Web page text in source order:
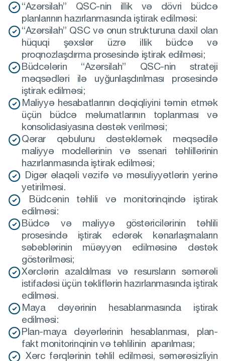
“Azərsilah” QSC-nin illik və dövri büdcə
planlarının hazırlanmasında iştirak edilməsi:
“Azərsilah” QSC və onun strukturuna daxil olan
hüquqi şəxslər üzrə illik büdcə və
proqnozlaşdırma prosesində iştirak edilməsi;
Büdcələrin “Azərsilah” QSC-nin strateji
məqsədləri ilə uyğunlaşdırılması prosesində
iştirak edilməsi;
Maliyyə hesabatlarının dəqiqliyini təmin etmək
üçün büdcə məlumatlarının toplanması və
konsolidasiyasına dəstək verilməsi;
Qərar qəbulunu dəstəkləmək məqsədilə
maliyyə modellərinin və ssenari təhlillərinin
hazırlanmasında iştirak edilməsi;
Digər əlaqəli vəzifə və məsuliyyətlərin yerinə
yetirilməsi.
Büdcənin təhlili və monitorinqində iştirak
edilməsi:
Büdcə və maliyyə göstəricilərinin təhlili
prosesində iştirak edərək kənarlaşmaların
səbəblərinin müəyyən edilməsinə dəstək
göstərilməsi;
Xərclərin azaldılması və resursların səmərəli
istifadəsi üçün təkliflərin hazırlanmasında iştirak
edilməsi.
Maya dəyərinin hesablanmasında iştirak
edilməsi:
Plan-maya dəyərlərinin hesablanması, plan-
fakt monitorinqinin və təhlilinin aparılması;
Xərc fərqlərinin təhlil edilməsi, səmərəsizliyin